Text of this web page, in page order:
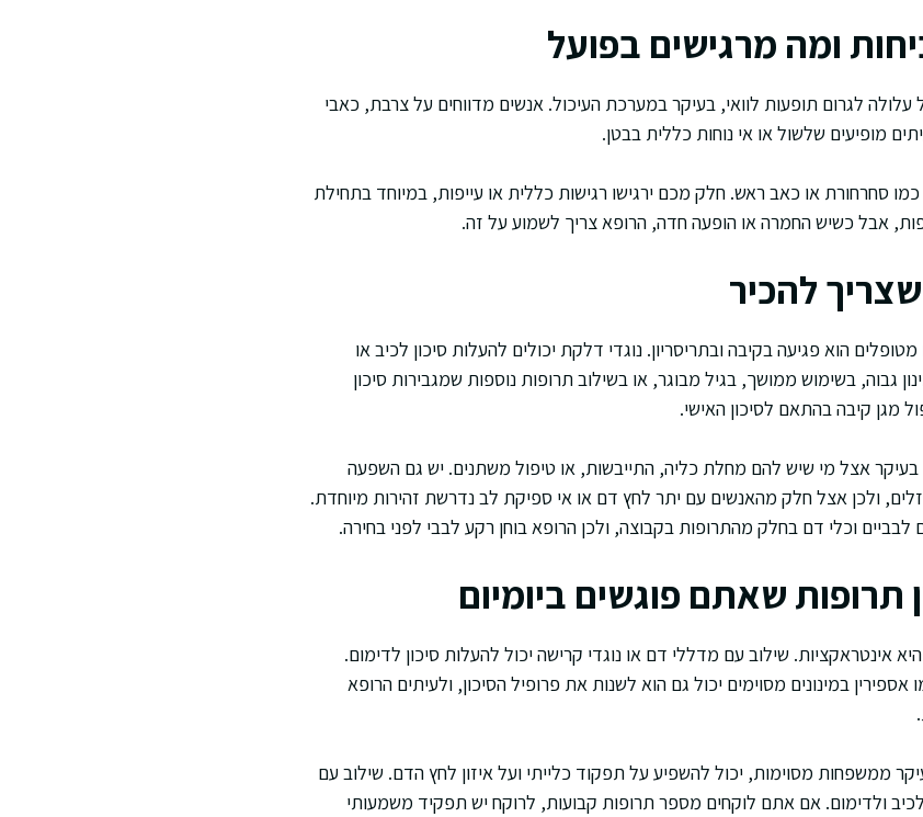
ומה מרגישים בפועל
לגרום תופעות לוואי, בעיקר במערכת העיכול. אנשים מדווחים על צרבת, כאבי
מופיעים שלשול או אי נוחות כללית בבטן.
סחרחורת או כאב ראש. חלק מכם ירגישו רגישות כללית או עייפות, במיוחד בתחילת
אבל כשיש החמרה או הופעה חדה, הרופא צריך לשמוע על זה.
שצריך להכיר
הוא פגיעה בקיבה ובתריסריון. נוגדי דלקת יכולים להעלות סיכון לכיב או
גבוה, בשימוש ממושך, בגיל מבוגר, או בשילוב תרופות נוספות שמגבירות סיכון
מגן קיבה בהתאם לסיכון האישי.
בעיקר אצל מי שיש להם מחלת כליה, התייבשות, או טיפול משתנים. יש גם השפעה
ולכן אצל חלק מהאנשים עם יתר לחץ דם או אי ספיקת לב נדרשת זהירות מיוחדת.
לבביים וכלי דם בחלק מהתרופות בקבוצה, ולכן הרופא בוחן רקע לבבי לפני בחירה.
תרופות שאתם פוגשים ביומיום
אינטראקציות. שילוב עם מדללי דם או נוגדי קרישה יכול להעלות סיכון לדימום.
במינונים מסוימים יכול גם הוא לשנות את פרופיל הסיכון, ולעיתים הרופא
ממשפחות מסוימות, יכול להשפיע על תפקוד כלייתי ועל איזון לחץ הדם. שילוב עם
ולדימום. אם אתם לוקחים מספר תרופות קבועות, לרוקח יש תפקיד משמעותי